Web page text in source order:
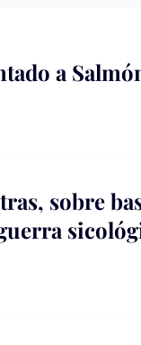
a
sobre